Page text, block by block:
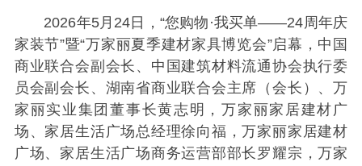
2026年5月24日，“您购物·我买单——24周年庆
家装节”暨“万家丽夏季建材家具博览会”启幕，中国
商业联合会副会长、中国建筑材料流通协会执行委
员会副会长、湖南省商业联合会主席（会长）、万
家丽实业集团董事长黄志明，万家丽家居建材广
场、家居生活广场总经理徐向福，万家丽家居建材
广场、家居生活广场商务运营部部长罗耀宗，万家